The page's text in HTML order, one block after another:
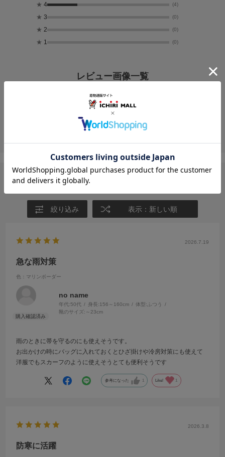
★ 4 (4)
★ 3 (0)
★ 2 (0)
★ 1 (0)
レビュー画像一覧
ユーザーレビュー
絞り込み 表示：新しい順
2026.7.19
急な雨対策
色：マリンボーダー
no name
年代:50代 身長:156～160cm 体型:ふつう
靴のサイズ: ～23cm
雨のときに帯を守るのにも使えそうです。
お出かけの時にバッグに入れておくとひざ掛けや冷房対策にも使えて
洋服でもスカーフのように使えそうとても便利そうです
参考になった 1 Like! 1
2026.3.8
防寒に活躍